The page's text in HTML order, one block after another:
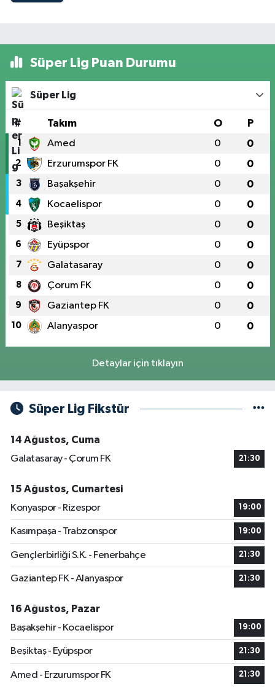
Süper Lig Puan Durumu
Süper Lig
# Takım O P
1 Amed 0 0
2 Erzurumspor FK 0 0
3 Başakşehir 0 0
4 Kocaelispor 0 0
5 Beşiktaş 0 0
6 Eyüpspor 0 0
7 Galatasaray 0 0
8 Çorum FK 0 0
9 Gaziantep FK 0 0
10 Alanyaspor 0 0
Detaylar için tıklayın
Süper Lig Fikstür
14 Ağustos, Cuma
Galatasaray - Çorum FK
21:30
15 Ağustos, Cumartesi
Konyaspor - Rizespor
19:00
Kasımpaşa - Trabzonspor 19:00
Gençlerbirliği S.K. - Fenerbahçe 21:30
Gaziantep FK - Alanyaspor 21:30
16 Ağustos, Pazar
Başakşehir - Kocaelispor
19:00
Beşiktaş - Eyüpspor 21:30
Amed - Erzurumspor FK 21:30